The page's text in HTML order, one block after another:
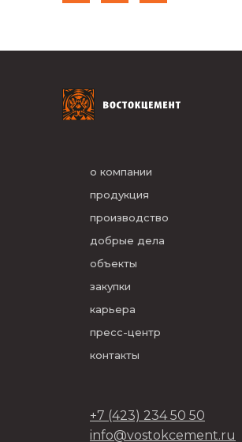
о компании
продукция
производство
добрые дела
объекты
закупки
карьера
пресс-центр
контакты
+7 (423) 234 50 50
info@vostokcement.ru